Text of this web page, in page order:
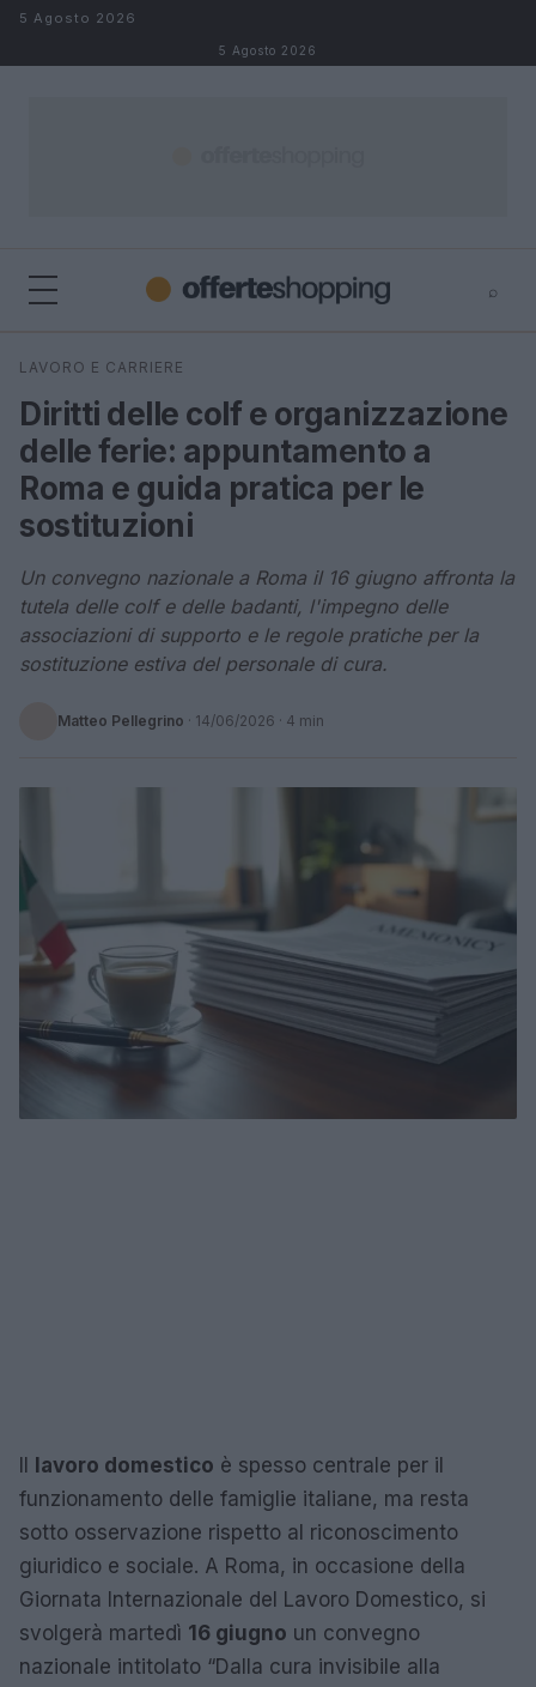
Salta al contenuto
5 Agosto 2026
5 Agosto 2026
⌕
Cerca
LAVORO E CARRIERE
Diritti delle colf e organizzazione
delle ferie: appuntamento a
Roma e guida pratica per le
sostituzioni
Un convegno nazionale a Roma il 16 giugno affronta la
tutela delle colf e delle badanti, l'impegno delle
associazioni di supporto e le regole pratiche per la
sostituzione estiva del personale di cura.
Matteo Pellegrino · 14/06/2026 · 4 min
lavoro domestico è spesso centrale per il
funzionamento delle famiglie italiane, ma resta
sotto osservazione rispetto al riconoscimento
giuridico e sociale. A Roma, in occasione della
Giornata Internazionale del Lavoro Domestico, si
svolgerà martedì 16 giugno un convegno
nazionale intitolato “Dalla cura invisibile alla